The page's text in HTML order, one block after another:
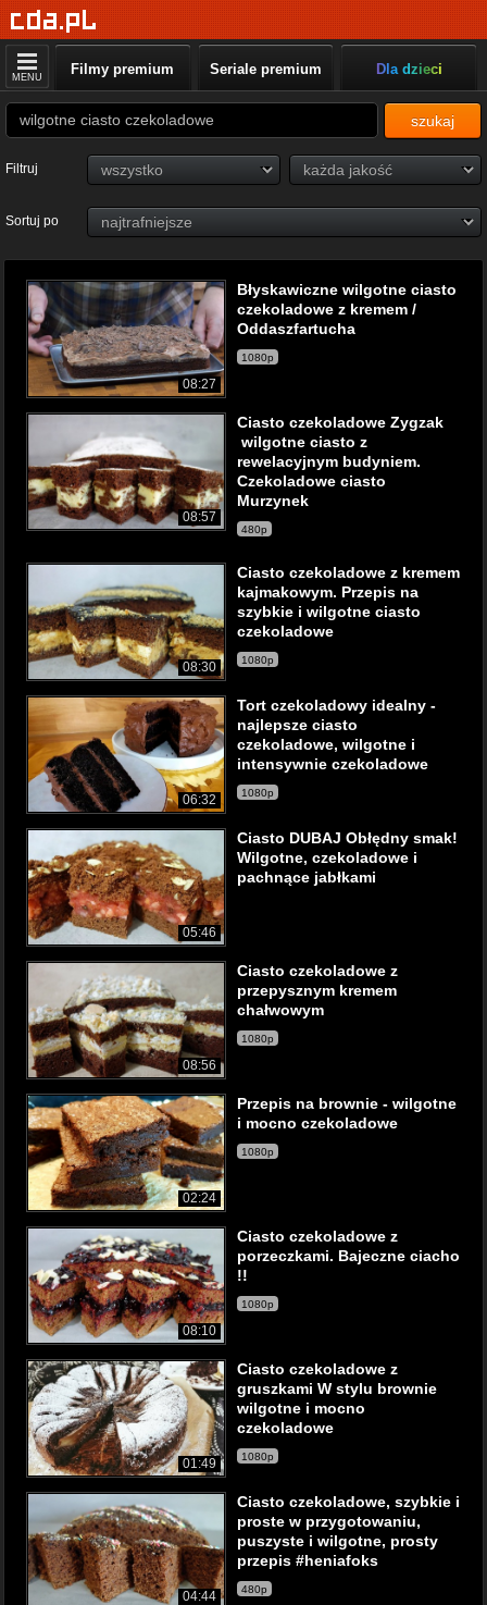
MENU Filmy premium Seriale premium Dla dzieci
szukaj
Filtruj
Sortuj po
08:27
Błyskawiczne wilgotne ciasto
czekoladowe z kremem /
Oddaszfartucha
1080p
08:57
Ciasto czekoladowe Zygzak
wilgotne ciasto z
rewelacyjnym budyniem.
Czekoladowe ciasto
Murzynek
480p
08:30
Ciasto czekoladowe z kremem
kajmakowym. Przepis na
szybkie i wilgotne ciasto
czekoladowe
1080p
06:32
Tort czekoladowy idealny -
najlepsze ciasto
czekoladowe, wilgotne i
intensywnie czekoladowe
1080p
05:46
Ciasto DUBAJ Obłędny smak!
Wilgotne, czekoladowe i
pachnące jabłkami
08:56
Ciasto czekoladowe z
przepysznym kremem
chałwowym
1080p
02:24
Przepis na brownie - wilgotne
i mocno czekoladowe
1080p
08:10
Ciasto czekoladowe z
porzeczkami. Bajeczne ciacho
!!
1080p
01:49
Ciasto czekoladowe z
gruszkami W stylu brownie
wilgotne i mocno
czekoladowe
1080p
04:44
Ciasto czekoladowe, szybkie i
proste w przygotowaniu,
puszyste i wilgotne, prosty
przepis #heniafoks
480p